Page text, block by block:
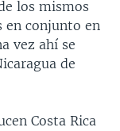
los mismos
en conjunto en
vez ahí se
de
Costa Rica